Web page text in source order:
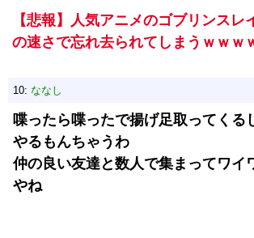
【悲報】人気アニメのゴブリンスレ
の速さで忘れ去られてしまうｗｗｗ
10: ななし
喋ったら喋ったで揚げ足取ってくる
やるもんちゃうわ
仲の良い友達と数人で集まってワイ
やね